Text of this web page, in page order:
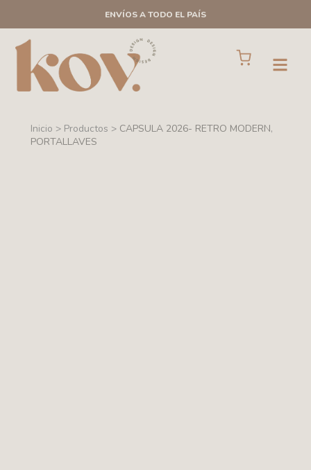
al
contenido
ENVÍOS A TODO EL PAÍS
Open
Cart
Inicio > Productos > CAPSULA 2026- RETRO MODERN,
PORTALLAVES